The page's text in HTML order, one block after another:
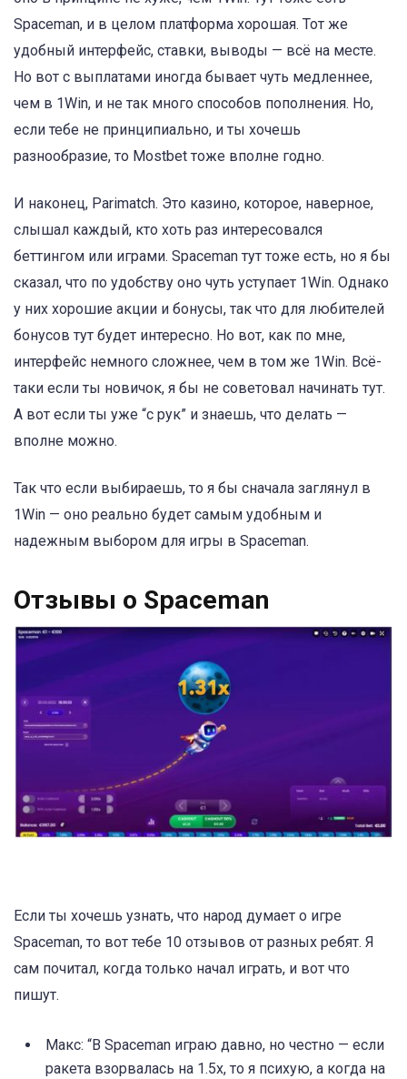
Spaceman, и в целом платформа хорошая. Тот же
удобный интерфейс, ставки, выводы — всё на месте.
Но вот с выплатами иногда бывает чуть медленнее,
чем в 1Win, и не так много способов пополнения. Но,
если тебе не принципиально, и ты хочешь
разнообразие, то Mostbet тоже вполне годно.
И наконец, Parimatch. Это казино, которое, наверное,
слышал каждый, кто хоть раз интересовался
беттингом или играми. Spaceman тут тоже есть, но я бы
сказал, что по удобству оно чуть уступает 1Win. Однако
у них хорошие акции и бонусы, так что для любителей
бонусов тут будет интересно. Но вот, как по мне,
интерфейс немного сложнее, чем в том же 1Win. Всё-
таки если ты новичок, я бы не советовал начинать тут.
А вот если ты уже “с рук” и знаешь, что делать —
вполне можно.
Так что если выбираешь, то я бы сначала заглянул в
1Win — оно реально будет самым удобным и
надежным выбором для игры в Spaceman.
Отзывы о Spaceman
Если ты хочешь узнать, что народ думает о игре
Spaceman, то вот тебе 10 отзывов от разных ребят. Я
сам почитал, когда только начал играть, и вот что
пишут.
Макс: “В Spaceman играю давно, но честно — если
ракета взорвалась на 1.5x, то я психую, а когда на